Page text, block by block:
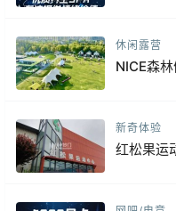
休闲露营
NICE森
新奇体验
红松果运